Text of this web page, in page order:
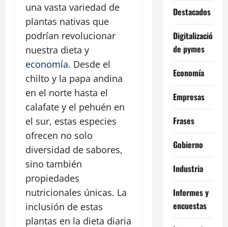
una vasta variedad de
plantas nativas que
podrían revolucionar
nuestra dieta y
economía. Desde el
chilto y la papa andina
en el norte hasta el
calafate y el pehuén en
el sur, estas especies
ofrecen no solo
diversidad de sabores,
sino también
propiedades
nutricionales únicas. La
inclusión de estas
plantas en la dieta diaria
Destacados
Digitalización
de pymes
Economía
Empresas
Frases
Gobierno
Industria
Informes y
encuestas